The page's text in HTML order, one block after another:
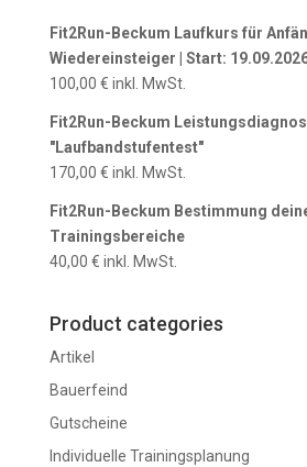
Fit2Run-Beckum Laufkurs für
Wiedereinsteiger | Start:
100,00 € inkl. MwSt.
Fit2Run-Beckum
"Laufbandstufentest"
170,00 € inkl. MwSt.
Fit2Run-Beckum Bestimmung
Trainingsbereiche
40,00 € inkl. MwSt.
Product categories
Artikel
Bauerfeind
Gutscheine
Individuelle Trainingsplanung